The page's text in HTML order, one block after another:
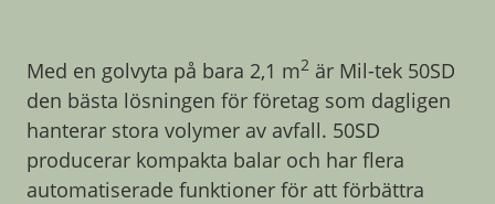
Med en golvyta på bara 2,1 m2 är Mil-tek 50SD
den bästa lösningen för företag som dagligen
hanterar stora volymer av avfall. 50SD
producerar kompakta balar och har flera
automatiserade funktioner för att förbättra